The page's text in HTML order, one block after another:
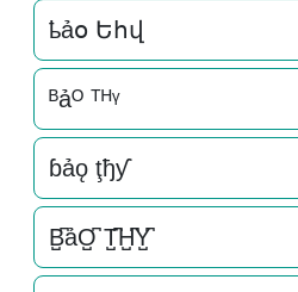
ҍảօ Եհվ
ᴮảᴼ ᵀᴴᵞ
ɓảǫ ţђƴ
B̺͆ảO̺͆ T̺͆H̺͆Y̺͆